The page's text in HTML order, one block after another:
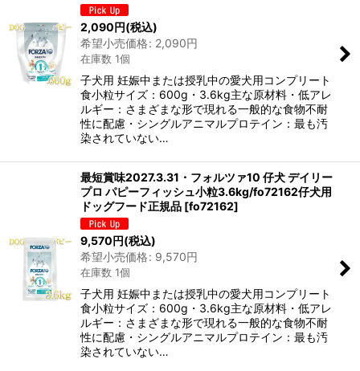
2,090円(税込)
希望小売価格: 2,090円
在庫数 1個
子犬用 妊娠中または授乳中の愛犬用コンプリート
食小粒サイズ：600g・3.6kg主な原材料・低アレ
ルギー：さまざまな形で現れる一般的な食物不耐
性に配慮・シングルアニマルプロテイン：最も汚
染されていない…
最短賞味2027.3.31・フォルツァ10 仔犬 デイリー
プロ パピーフィッシュ小粒3.6kg/fo72162仔犬用
ドッグフード正規品 [fo72162]
9,570円(税込)
希望小売価格: 9,570円
在庫数 1個
子犬用 妊娠中または授乳中の愛犬用コンプリート
食小粒サイズ：600g・3.6kg主な原材料・低アレ
ルギー：さまざまな形で現れる一般的な食物不耐
性に配慮・シングルアニマルプロテイン：最も汚
染されていない…